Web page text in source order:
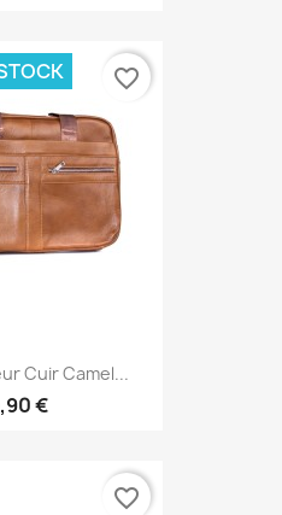
Cuir Camel...
€
favorite_border
favorite_border